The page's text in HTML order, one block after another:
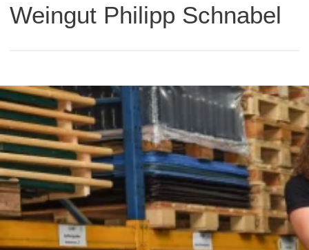
Weingut Philipp Schnabel